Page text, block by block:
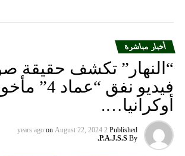
أخبار مباشرة
“النهار” تكشف حقيقة
فيديو نفق
أوكرانيا….
Published
2 years ago
on August 22, 2024
By
P.A.J.S.S.